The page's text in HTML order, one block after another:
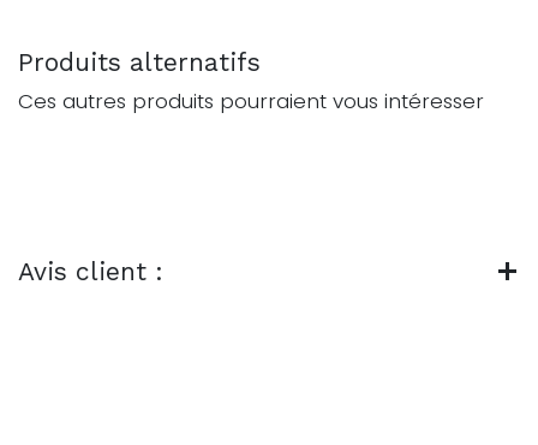
Produits alternatifs
Ces autres produits pourraient vous intéresser
Avis client :